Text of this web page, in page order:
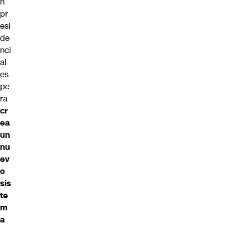
pr
esi
de
nci
al
es
pe
ra
cr
ea
un
nu
ev
o
sis
te
m
a